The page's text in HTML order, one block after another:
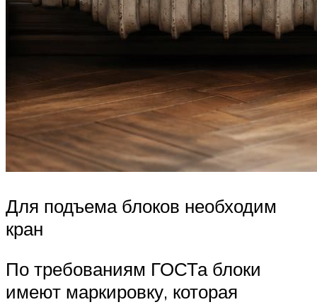
Для подъема блоков необходим
кран
По требованиям ГОСТа блоки
имеют маркировку, которая